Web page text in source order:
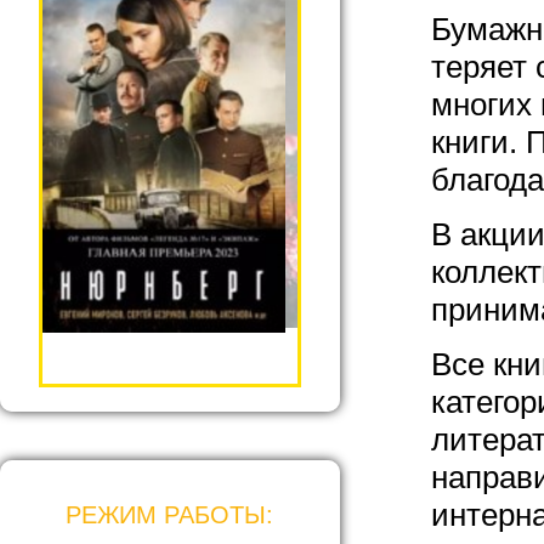
РЕЖИМ РАБОТЫ:
теряет
многих
книги.
В
Все